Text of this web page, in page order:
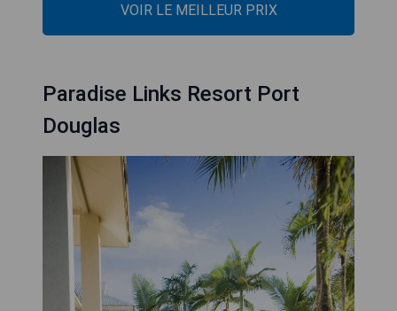
VOIR LE MEILLEUR PRIX
Paradise Links Resort Port
Douglas